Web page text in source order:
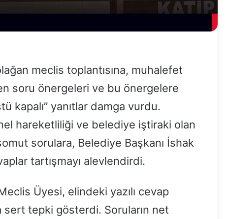
meclis toplantısına, muhalefet
soru önergeleri ve bu önergelere
kapalı” yanıtlar damga vurdu.
hareketliliği ve belediye iştiraki olan
sorulara, Belediye Başkanı İshak
tartışmayı alevlendirdi.
Üyesi, elindeki yazılı cevap
tepki gösterdi. Soruların net